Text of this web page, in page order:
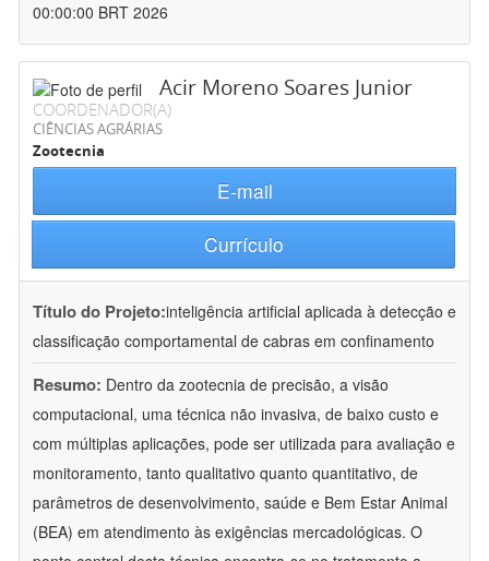
00:00:00 BRT 2026
Acir Moreno Soares Junior
COORDENADOR(A)
CIÊNCIAS AGRÁRIAS
Zootecnia
E-mail
Currículo
Título do Projeto:inteligência artificial aplicada à detecção e
classificação comportamental de cabras em confinamento
Resumo: Dentro da zootecnia de precisão, a visão
computacional, uma técnica não invasiva, de baixo custo e
com múltiplas aplicações, pode ser utilizada para avaliação e
monitoramento, tanto qualitativo quanto quantitativo, de
parâmetros de desenvolvimento, saúde e Bem Estar Animal
(BEA) em atendimento às exigências mercadológicas. O